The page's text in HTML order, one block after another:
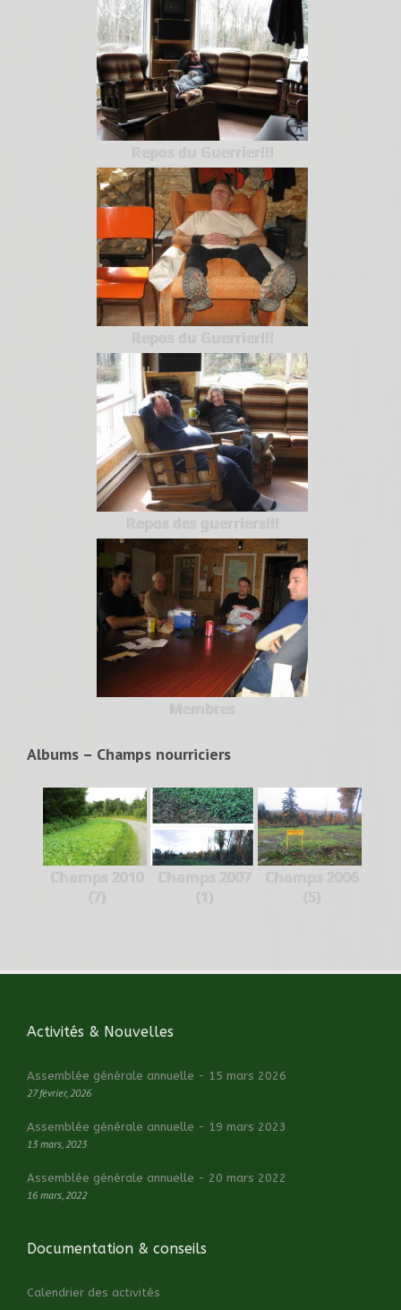
Repos du Guerrier!!!
Repos du Guerrier!!!
Repos des guerriers!!!
Membres
Albums – Champs nourriciers
Champs 2010
(7)
Champs 2007
(1)
Champs 2006
(5)
Activités & Nouvelles
Assemblée générale annuelle - 15 mars 2026
27 février, 2026
Assemblée générale annuelle - 19 mars 2023
13 mars, 2023
Assemblée générale annuelle - 20 mars 2022
16 mars, 2022
Documentation & conseils
Calendrier des activités